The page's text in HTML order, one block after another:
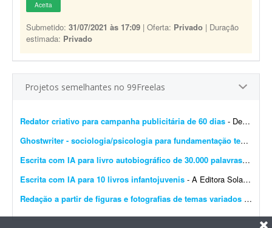
Aceita
Submetido: 31/07/2021 às 17:09 | Oferta: Privado | Duração
estimada: Privado
Projetos semelhantes no 99Freelas
Redator criativo para campanha publicitária de 60 dias - Desenvolver supervisão editorial, definição de objetivos, escrita de títulos e blocos de texto e definição do estilo de campanha para uma campanha publicit...
Ghostwriter - sociologia/psicologia para fundamentação teórica
Escrita com IA para livro autobiográfico de 30.000 palavras
- A
Escrita com IA para 10 livros infantojuvenis - A Editora Solano busca um profissional especializado em Inteligência Artificial e escrita criativa para desenvolver 10 livros completos, com aproximadamente 10 mil palavras cada, utilizando f...
Redação a partir de figuras e fotografias de temas variados